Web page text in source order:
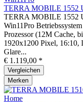
TERRA MOBILE 1552
TERRA MOBILE 1552
Win11Pro
Prozessor (12M Cache,
1920x1200 Pixel,
Glare...
€ 1.119,00 *
Vergleichen
Merken